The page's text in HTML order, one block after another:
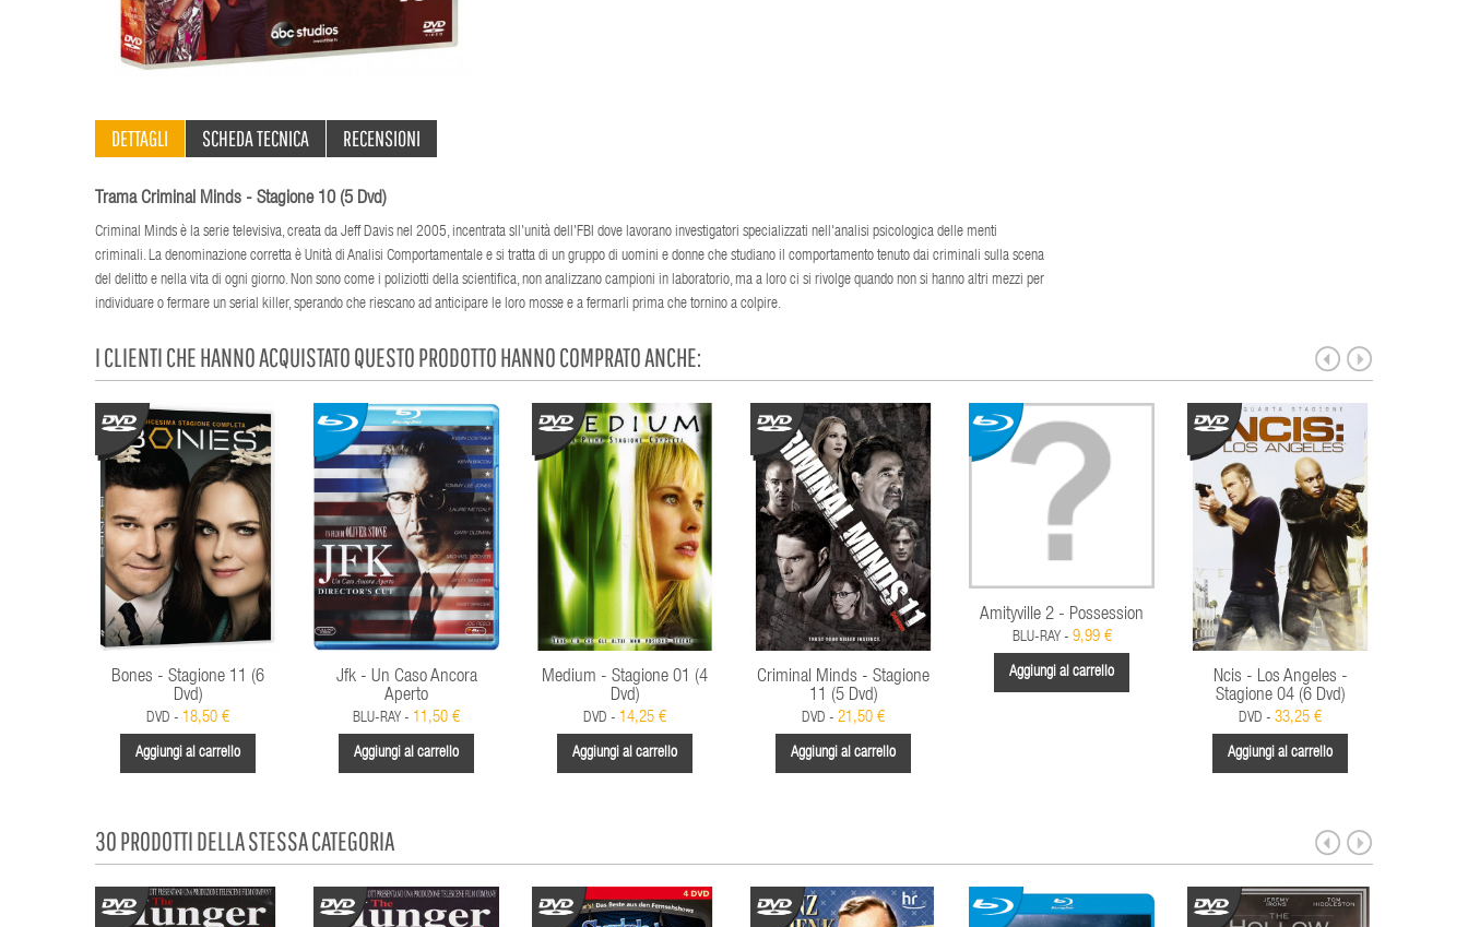
DETTAGLI SCHEDA TECNICA RECENSIONI
Trama Criminal Minds - Stagione 10 (5 Dvd)
Criminal Minds è la serie televisiva, creata da Jeff Davis nel 2005, incentrata sll'unità dell'FBI dove lavorano investigatori specializzati nell'analisi psicologica delle menti
criminali. La denominazione corretta è Unità di Analisi Comportamentale e si tratta di un gruppo di uomini e donne che studiano il comportamento tenuto dai criminali sulla scena
del delitto e nella vita di ogni giorno. Non sono come i poliziotti della scientifica, non analizzano campioni in laboratorio, ma a loro ci si rivolge quando non si hanno altri mezzi per
individuare o fermare un serial killer, sperando che riescano ad anticipare le loro mosse e a fermarli prima che tornino a colpire.
I CLIENTI CHE HANNO ACQUISTATO QUESTO PRODOTTO HANNO COMPRATO ANCHE:
Bones - Stagione 11 (6
Dvd)
DVD - 18,50 €
Aggiungi al carrello
Jfk - Un Caso Ancora
Aperto
BLU-RAY - 11,50 €
Aggiungi al carrello
Medium - Stagione 01 (4
Dvd)
DVD - 14,25 €
Aggiungi al carrello
Criminal Minds - Stagione
11 (5 Dvd)
DVD - 21,50 €
Aggiungi al carrello
Amityville 2 - Possession
BLU-RAY - 9,99 €
Aggiungi al carrello
Ncis - Los Angeles -
Stagione 04 (6 Dvd)
DVD - 33,25 €
Aggiungi al carrello
30 PRODOTTI DELLA STESSA CATEGORIA